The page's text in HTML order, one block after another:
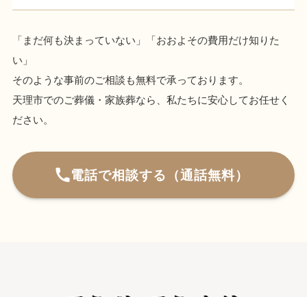
「まだ何も決まっていない」「おおよその費用だけ知りた
い」
そのような事前のご相談も無料で承っております。
天理市でのご葬儀・家族葬なら、私たちに安心してお任せく
ださい。
電話で相談する（通話無料）